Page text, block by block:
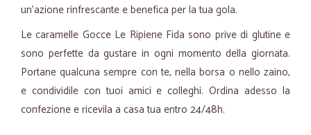
un’azione rinfrescante e benefica per la tua gola.
Le caramelle Gocce Le Ripiene Fida sono prive di glutine e
sono perfette da gustare in ogni momento della giornata.
Portane qualcuna sempre con te, nella borsa o nello zaino,
e condividile con tuoi amici e colleghi. Ordina adesso la
confezione e ricevila a casa tua entro 24/48h.